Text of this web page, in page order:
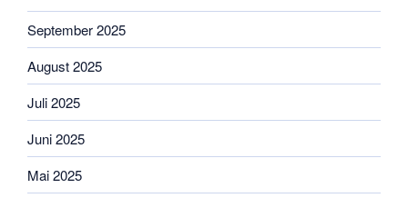
September 2025
August 2025
Juli 2025
Juni 2025
Mai 2025